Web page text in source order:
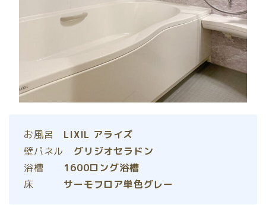
お風呂 LIXIL アライズ
壁パネル グリジオセラドン
浴槽 1600ロング浴槽
床 サーモフロア単色グレー